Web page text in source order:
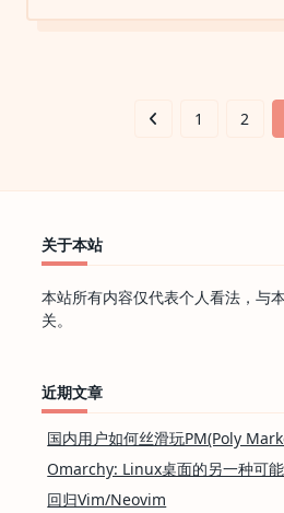
1 2
关于本站
本站所有内容仅代表个人看法，与
关。
近期文章
国内用户如何丝滑玩PM(Poly
Omarchy: Linux桌面的另一种可能
回归Vim/Neovim